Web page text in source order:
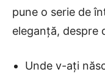
pune o serie de
eleganță, despre
Unde v-ați